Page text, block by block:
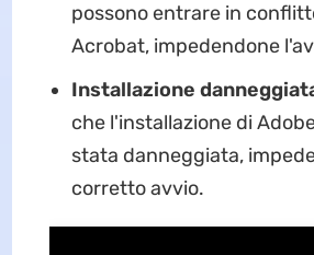
possono entrare in
Acrobat, impedendone
Installazione
che l'installazione di
stata danneggiata,
corretto avvio.